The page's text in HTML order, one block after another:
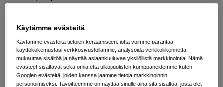
3 890 EUR
Määrä
Lisää ostoskoriin
Käytämme evästeitä
Käytämme evästeitä tietojen keräämiseen, jotta voimme parantaa
käyttökokemustasi verkkosivustollamme, analysoida verkkoliikennettä,
mukauttaa sisältöä ja näyttää asiaankuuluvaa yksilöllistä markkinointia. Nämä
evästeet sisältävät sekä omia että ulkopuolisten kumppaneidemme kuten
Googlen evästeitä, joiden kanssa jaamme tietoja markkinoinnin
personoimiseksi. Tavoitteemme on näyttää sinulle aina sitä sisältöä, josta olet